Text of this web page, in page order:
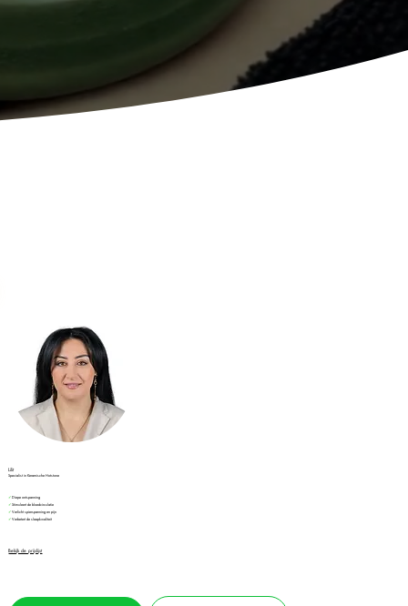
Lilit
Specialist in Keramische Hotstone
✓Diepe ontspanning
✓Stimuleert de bloedcirculatie
✓ Verlicht spierspanning en pijn
✓ Verbetert de slaapkwaliteit
Bekijk de prijslijst